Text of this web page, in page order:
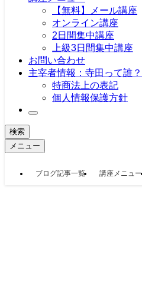
【無料】メール講座
オンライン講座
2日間集中講座
上級3日間集中講座
お問い合わせ
主宰者情報：寺田って誰？
特商法上の表記
個人情報保護方針
検索
メニュー
ブログ記事一覧 講座メニュー